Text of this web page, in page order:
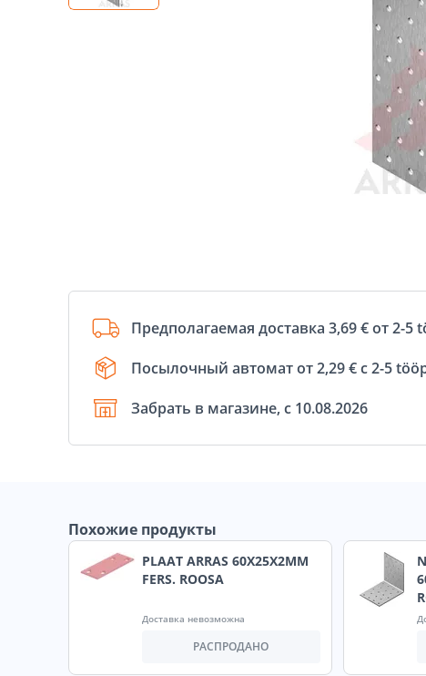
Предполагаемая доставка 3,69 € от 2-5
Посылочный автомат от 2,29 € с 2-5
Забрать в магазине, с 10.08.2026
Похожие продукты
PLAAT ARRAS 60X25X2MM
FERS. ROOSA
Доставка невозможна
РАСПРОДАНО